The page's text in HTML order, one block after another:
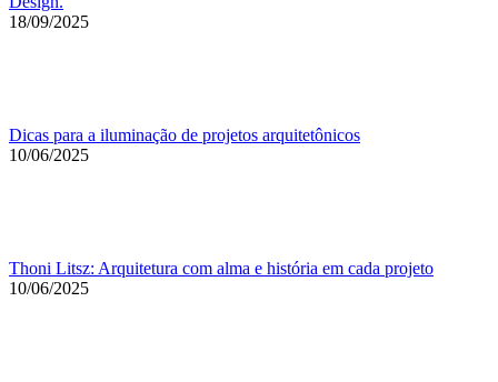
18/09/2025
Dicas para a iluminação de projetos arquitetônicos
10/06/2025
Thoni Litsz: Arquitetura com alma e história em cada projeto
10/06/2025